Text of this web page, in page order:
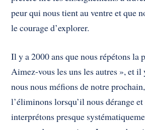
peur qui nous tient au ventre et que
le courage d’explorer.
Il y a 2000 ans que nous répétons la
Aimez-vous les uns les autres », et il
nous nous méfions de notre
l’éliminons lorsqu’il nous dérange
interprétons presque